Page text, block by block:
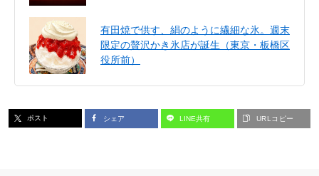
有田焼で供す、絹のように繊細な氷。週末
限定の贅沢かき氷店が誕生（東京・板橋区
役所前）
ポスト シェア LINE共有 URLコピー